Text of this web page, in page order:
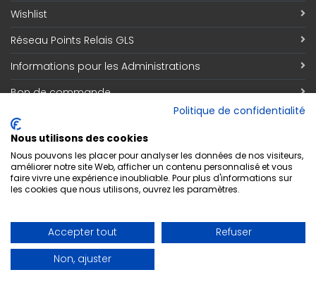
Wishlist
Réseau Points Relais GLS
Informations pour les Administrations
Bon de commande
Information
Qui sommes nous
Découvrez notre magasin
Respect de la vie privée
Conditions générales de vente
Politique de confidentialité
Nous utilisons des cookies
Nous pouvons les placer pour analyser les données de nos visiteurs,
améliorer notre site Web, afficher un contenu personnalisé et vous
faire vivre une expérience inoubliable. Pour plus d'informations sur
les cookies que nous utilisons, ouvrez les paramètres.
Accepter tout
Refuser
Non, ajuster